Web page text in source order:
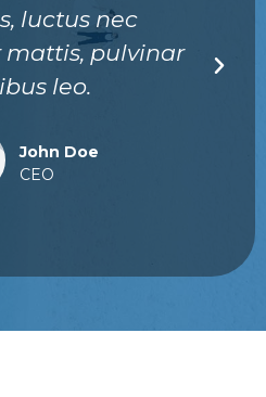
luctus nec
pulvinar
leo.
John Doe
CEO